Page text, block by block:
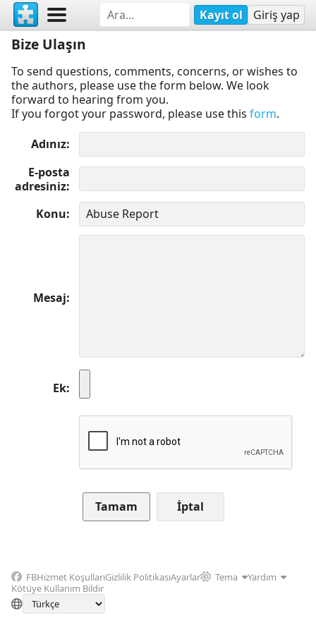
Kayıt ol Giriş yap
Bize Ulaşın
To send questions, comments, concerns, or wishes to
the authors, please use the form below. We look
forward to hearing from you.
If you forgot your password, please use this form.
Adınız
E-posta
adresiniz
Konu
Mesaj
Ek
İptal
FBHizmet KoşullarıGizlilik PolitikasıAyarlar Tema
Yardım
Kötüye Kullanım Bildir